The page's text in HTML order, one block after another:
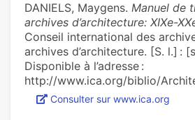
DANIELS, Maygens. Manuel de
archives d’architecture: XIXe-
Conseil international des
archives d’architecture. [S. l.] :
Disponible à l’adresse :
http://www.ica.org/biblio/
Consulter sur www.ica.org